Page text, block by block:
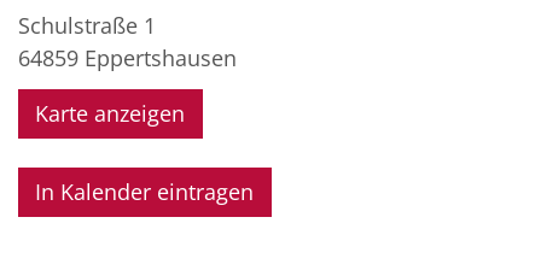
Schulstraße 1
64859 Eppertshausen
Karte anzeigen
In Kalender eintragen